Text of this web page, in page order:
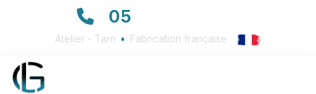
05
Atelier - Tarn • Fabrication française